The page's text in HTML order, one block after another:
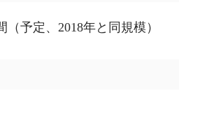
（予定、2018年と同規模）